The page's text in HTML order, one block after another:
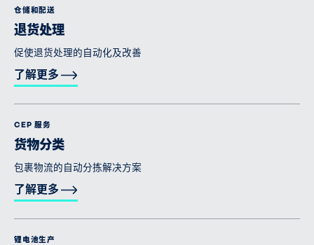
仓储和配送
退货处理
促使退货处理的自动化及改善
了解更多
CEP 服务
货物分类
包裹物流的自动分拣解决方案
了解更多
锂电池生产